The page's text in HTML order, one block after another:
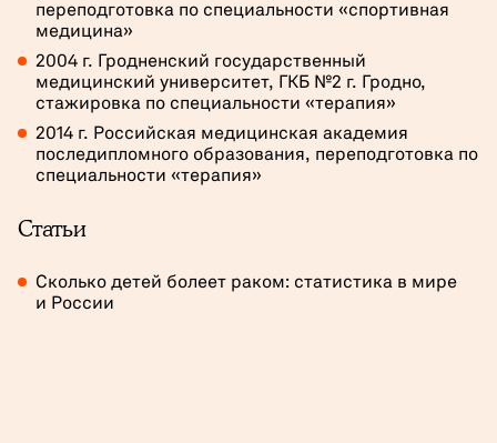
переподготовка по специальности «спортивная
медицина»
2004 г. Гродненский государственный
медицинский университет, ГКБ №2 г. Гродно,
стажировка по специальности «терапия»
2014 г. Российская медицинская академия
последипломного образования, переподготовка по
специальности «терапия»
Статьи
Сколько детей болеет раком: статистика в мире
и России